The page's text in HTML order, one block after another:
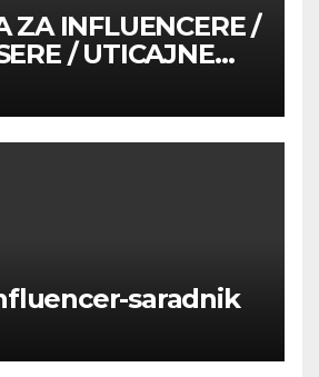
ZA INFLUENCERE /
/ UTICAJNE
saradnik